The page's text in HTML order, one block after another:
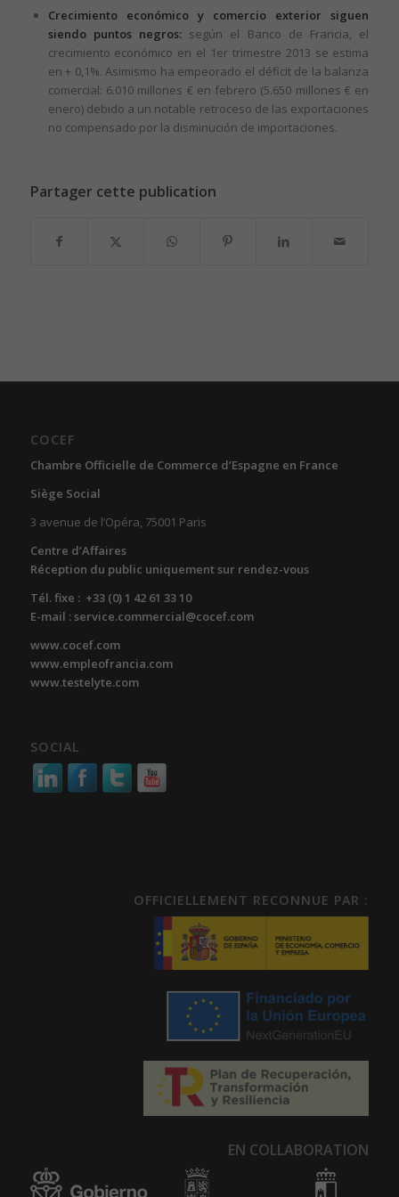
Crecimiento económico y comercio exterior siguen
siendo puntos negros: según el Banco de Francia, el
crecimiento económico en el 1er trimestre 2013 se estima
en + 0,1%. Asimismo ha empeorado el déficit de la balanza
comercial: 6.010 millones € en febrero (5.650 millones € en
enero) debido a un notable retroceso de las exportaciones
no compensado por la disminución de importaciones.
Partager cette publication
COCEF
Chambre Officielle de Commerce d’Espagne en France
Siège Social
3 avenue de l’Opéra, 75001 Paris
Centre d’Affaires
Réception du public uniquement sur rendez-vous
Tél. fixe : +33 (0) 1 42 61 33 10
E-mail : service.commercial@cocef.com
www.cocef.com
www.empleofrancia.com
www.testelyte.com
SOCIAL
OFFICIELLEMENT RECONNUE PAR :
EN COLLABORATION